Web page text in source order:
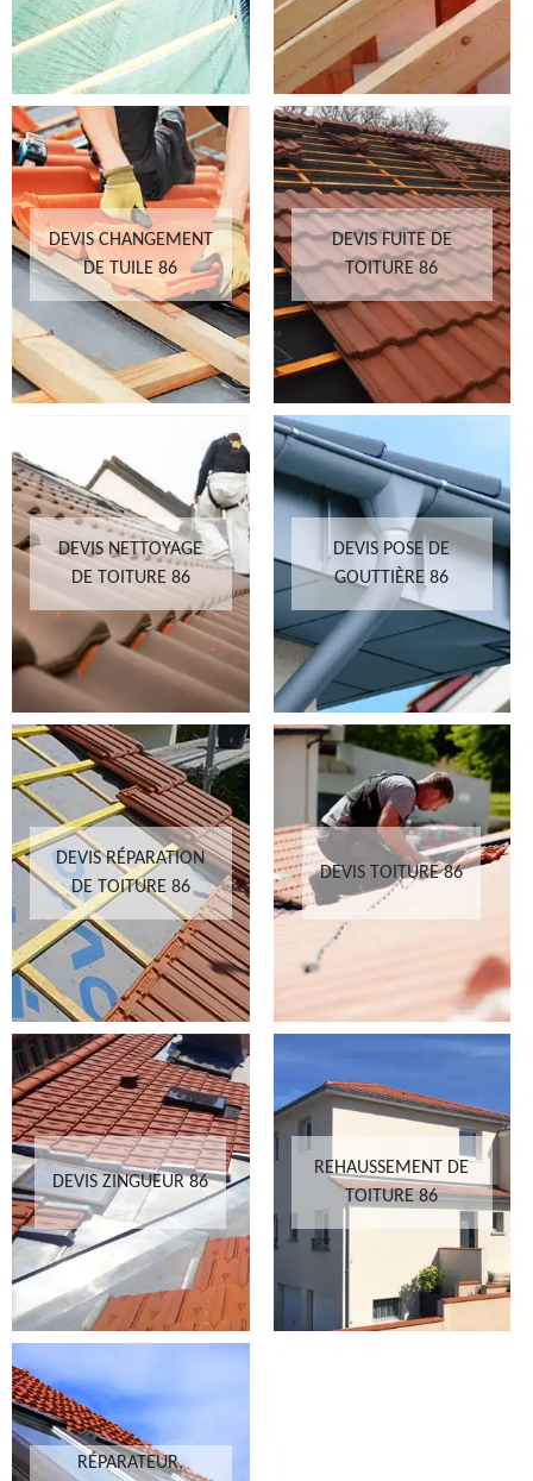
DEVIS CHANGEMENT
DE TUILE 86
DEVIS FUITE DE
TOITURE 86
DEVIS NETTOYAGE
DE TOITURE 86
DEVIS POSE DE
GOUTTIÈRE 86
DEVIS RÉPARATION
DE TOITURE 86
DEVIS TOITURE 86
DEVIS ZINGUEUR 86
REHAUSSEMENT DE
TOITURE 86
RÉPARATEUR,